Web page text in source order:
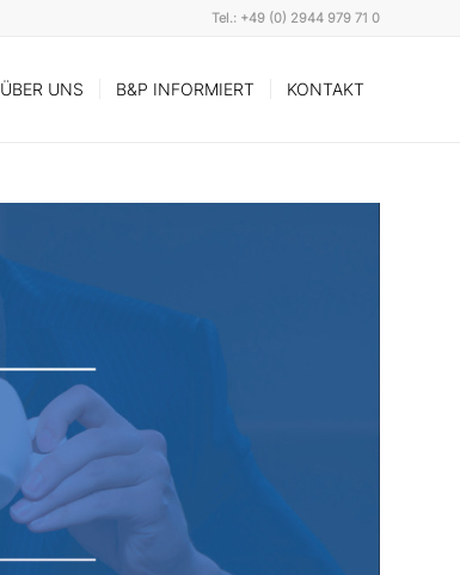
Tel.: +49 (0) 2944 979 71 0
ÜBER UNS B&P INFORMIERT KONTAKT